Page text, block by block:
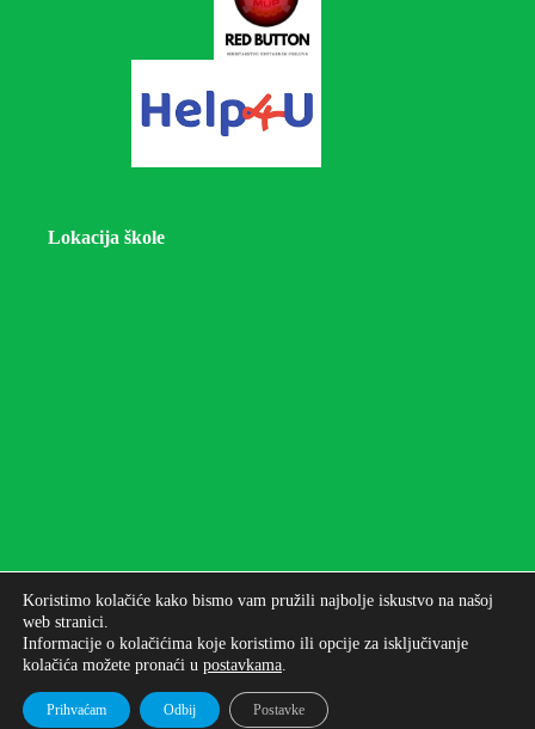
Lokacija škole
Autorska prava © 2026 - Osnovna škola bana Josipa
Jelačića Zagreb
Koristimo kolačiće kako bismo vam pružili najbolje iskustvo na našoj
web stranici.
Informacije o kolačićima koje koristimo ili opcije za isključivanje
kolačića možete pronaći u postavkama.
Prihvaćam Odbij Postavke